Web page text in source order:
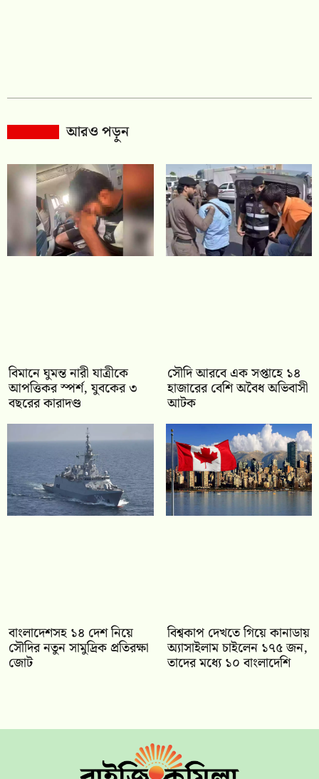
আরও পড়ুন
বিমানে ঘুমন্ত নারী যাত্রীকে
আপত্তিকর স্পর্শ, যুবকের ৩
বছরের কারাদণ্ড
সৌদি আরবে এক সপ্তাহে ১৪
হাজারের বেশি অবৈধ অভিবাসী
আটক
বাংলাদেশসহ ১৪ দেশ নিয়ে
সৌদির নতুন সামুদ্রিক প্রতিরক্ষা
জোট
বিশ্বকাপ দেখতে গিয়ে কানাডায়
অ্যাসাইলাম চাইলেন ১৭৫ জন,
তাদের মধ্যে ১০ বাংলাদেশি